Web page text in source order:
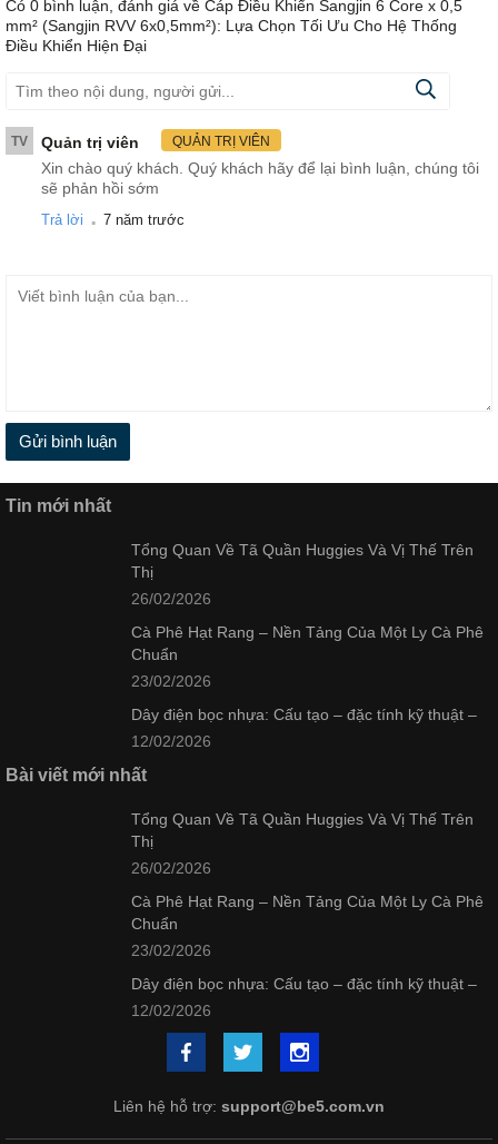
Có 0 bình luận, đánh giá về Cáp Điều Khiển Sangjin 6 Core x 0,5
mm² (Sangjin RVV 6x0,5mm²): Lựa Chọn Tối Ưu Cho Hệ Thống
Điều Khiển Hiện Đại
TV Quản trị viên QUẢN TRỊ VIÊN
Xin chào quý khách. Quý khách hãy để lại bình luận, chúng tôi
sẽ phản hồi sớm
Trả lời . 7 năm trước
Gửi bình luận
Tin mới nhất
Tổng Quan Về Tã Quần Huggies Và Vị Thế Trên
Thị
26/02/2026
Cà Phê Hạt Rang – Nền Tảng Của Một Ly Cà Phê
Chuẩn
23/02/2026
Dây điện bọc nhựa: Cấu tạo – đặc tính kỹ thuật –
12/02/2026
Bài viết mới nhất
Tổng Quan Về Tã Quần Huggies Và Vị Thế Trên
Thị
26/02/2026
Cà Phê Hạt Rang – Nền Tảng Của Một Ly Cà Phê
Chuẩn
23/02/2026
Dây điện bọc nhựa: Cấu tạo – đặc tính kỹ thuật –
12/02/2026
Liên hệ hỗ trợ: support@be5.com.vn